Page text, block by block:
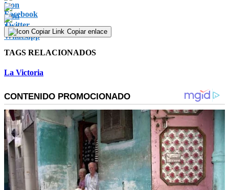
Copiar enlace
TAGS RELACIONADOS
La Victoria